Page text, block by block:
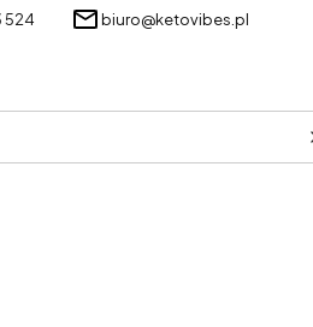
524 biuro@ketovibes.pl